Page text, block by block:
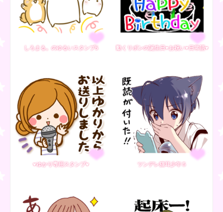
しろまる。のゆるいスタンプ5 動くリボンの誕生日♥お祝い♥日常語♥
♥ゆかり専用スタンプ♥ ツンデレ猫耳少年５